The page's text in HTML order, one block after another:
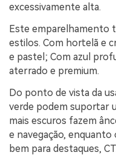
excessivamente alta.
Este emparelhamento
estilos. Com hortelã e
e pastel; Com azul
aterrado e premium.
Do ponto de vista da
verde podem suportar
mais escuros fazem
e navegação,
bem para destaques,